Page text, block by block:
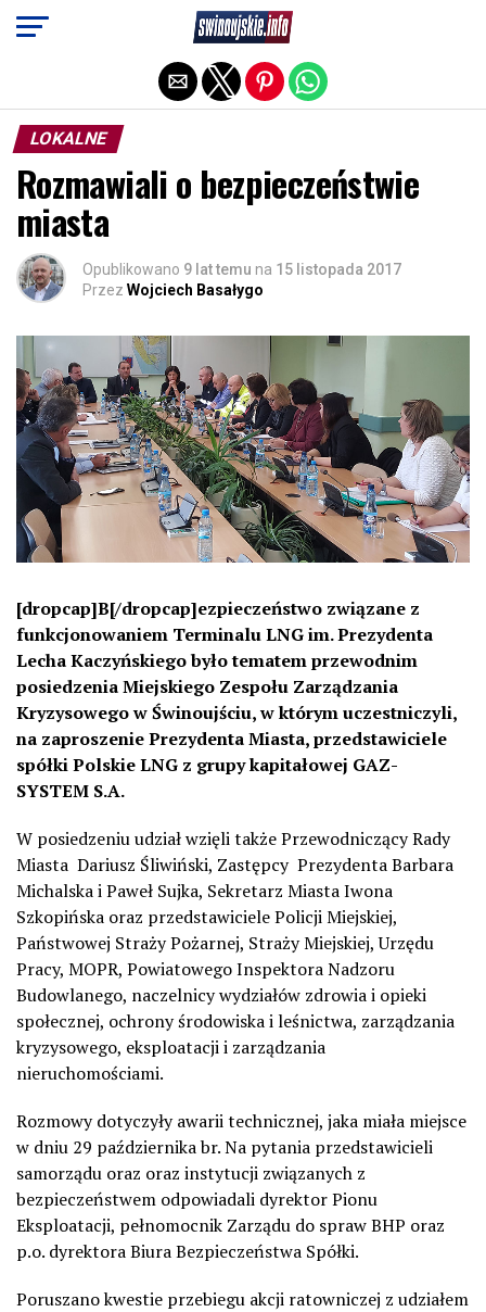
LOKALNE
Rozmawiali o bezpieczeństwie
miasta
Opublikowano 9 lat temu na 15 listopada 2017
Przez Wojciech Basałygo
[dropcap]B[/dropcap]ezpieczeństwo związane z
funkcjonowaniem Terminalu LNG im. Prezydenta
Lecha Kaczyńskiego było tematem przewodnim
posiedzenia Miejskiego Zespołu Zarządzania
Kryzysowego w Świnoujściu, w którym uczestniczyli,
na zaproszenie Prezydenta Miasta, przedstawiciele
spółki Polskie LNG z grupy kapitałowej GAZ-
SYSTEM S.A.
W posiedzeniu udział wzięli także Przewodniczący Rady
Miasta Dariusz Śliwiński, Zastępcy Prezydenta Barbara
Michalska i Paweł Sujka, Sekretarz Miasta Iwona
Szkopińska oraz przedstawiciele Policji Miejskiej,
Państwowej Straży Pożarnej, Straży Miejskiej, Urzędu
Pracy, MOPR, Powiatowego Inspektora Nadzoru
Budowlanego, naczelnicy wydziałów zdrowia i opieki
społecznej, ochrony środowiska i leśnictwa, zarządzania
kryzysowego, eksploatacji i zarządzania
nieruchomościami.
Rozmowy dotyczyły awarii technicznej, jaka miała miejsce
w dniu 29 października br. Na pytania przedstawicieli
samorządu oraz oraz instytucji związanych z
bezpieczeństwem odpowiadali dyrektor Pionu
Eksploatacji, pełnomocnik Zarządu do spraw BHP oraz
p.o. dyrektora Biura Bezpieczeństwa Spółki.
Poruszano kwestie przebiegu akcji ratowniczej z udziałem
Exit mobile version